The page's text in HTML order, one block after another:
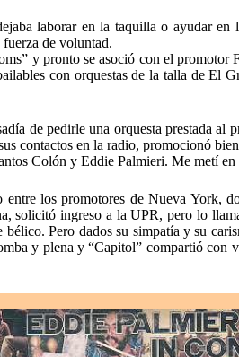
laborar en la taquilla o ayudar
de voluntad.
y pronto se asoció con el
con orquestas de la talla de
de pedirle una orquesta prestada
contactos en la radio, promocionó
Colón y Eddie Palmieri. Me metí
los promotores de Nueva York,
solicitó ingreso a la UPR, pero lo
Pero dados su simpatía y su
y plena y “Capitol” compartió